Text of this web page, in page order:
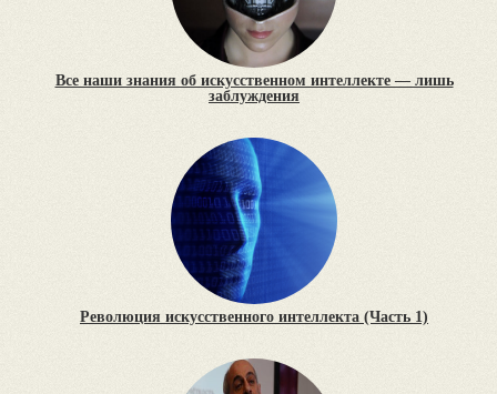
Все наши знания об искусственном интеллекте — лишь
заблуждения
Революция искусственного интеллекта (Часть 1)